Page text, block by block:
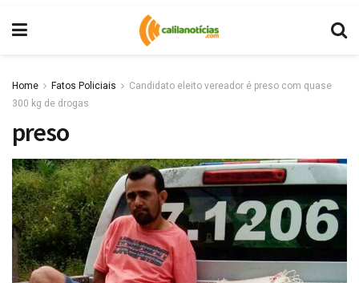
Home Fatos Policiais
Candidato eleito vereador é preso com quase
300 kg de drogas
preso